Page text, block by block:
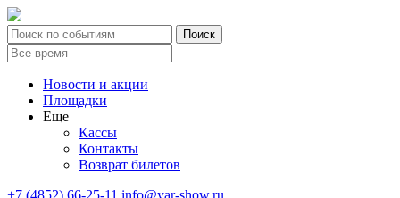
Новости и акции
Площадки
Еще
Кассы
Контакты
Возврат билетов
+7 (4852) 66-25-11 info@yar-show.ru